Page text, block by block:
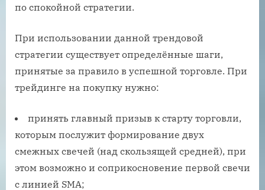
по спокойной стратегии.
При использовании данной трендовой
стратегии существует определённые шаги,
принятые за правило в успешной торговле. При
трейдинге на покупку нужно:
принять главный призыв к старту торговли,
которым послужит формирование двух
смежных свечей (над скользящей средней), при
этом возможно и соприкосновение первой свечи
с линией SMA;